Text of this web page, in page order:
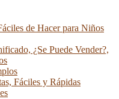
de Hacer para Niños
¿Se Puede Vender?,
Fáciles y Rápidas